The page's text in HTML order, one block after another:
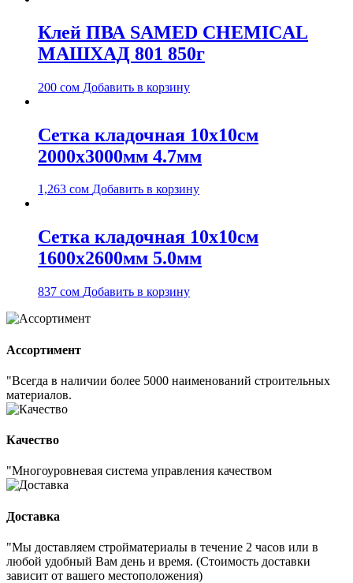
Клей ПВА SAMED CHEMICAL
МАШХАД 801 850г
200 сом Добавить в корзину
Сетка кладочная 10х10см
2000х3000мм 4.7мм
1,263 сом Добавить в корзину
Сетка кладочная 10х10см
1600х2600мм 5.0мм
837 сом Добавить в корзину
Ассортимент
"Всегда в наличии более 5000 наименований строительных
материалов.
Качество
"Многоуровневая система управления качеством
Доставка
"Мы доставляем стройматериалы в течение 2 часов или в
любой удобный Вам день и время. (Стоимость доставки
зависит от вашего местоположения)